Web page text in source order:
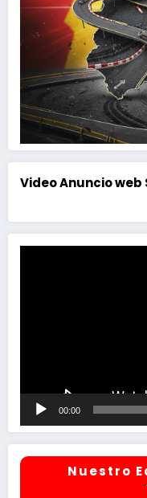
Video Anuncio web
00:00
Nuestro